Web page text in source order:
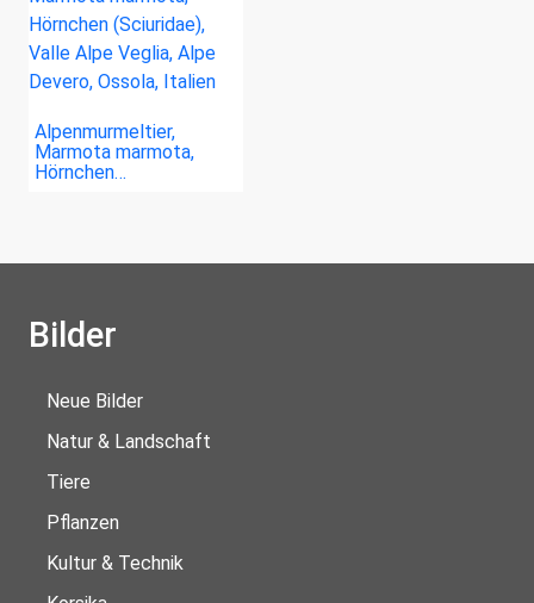
Alpenmurmeltier,
Marmota marmota,
Hörnchen…
Bilder
Neue Bilder
Natur & Landschaft
Tiere
Pflanzen
Kultur & Technik